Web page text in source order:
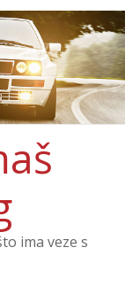
ima veze s